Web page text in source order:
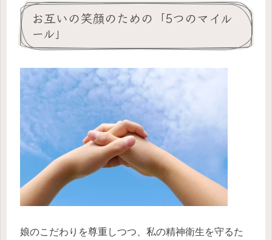
お互いの笑顔のための「5つのマイル
ール」
娘のこだわりを尊重しつつ、私の精神衛生を守るた